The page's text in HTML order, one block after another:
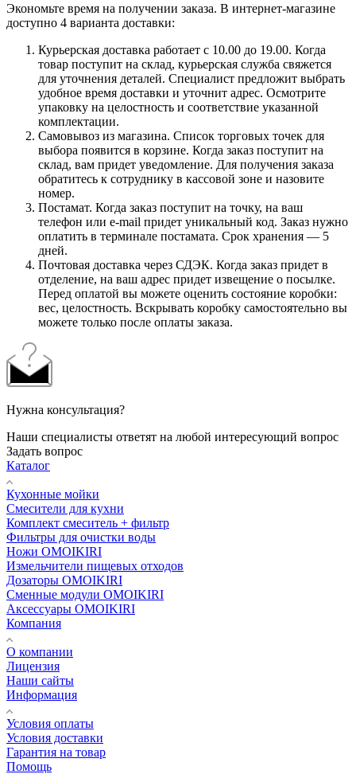
Экономьте время на получении заказа. В интернет-магазине
доступно 4 варианта доставки:
Курьерская доставка работает с 10.00 до 19.00. Когда
товар поступит на склад, курьерская служба свяжется
для уточнения деталей. Специалист предложит выбрать
удобное время доставки и уточнит адрес. Осмотрите
упаковку на целостность и соответствие указанной
комплектации.
Самовывоз из магазина. Список торговых точек для
выбора появится в корзине. Когда заказ поступит на
склад, вам придет уведомление. Для получения заказа
обратитесь к сотруднику в кассовой зоне и назовите
номер.
Постамат. Когда заказ поступит на точку, на ваш
телефон или e-mail придет уникальный код. Заказ нужно
оплатить в терминале постамата. Срок хранения — 5
дней.
Почтовая доставка через СДЭК. Когда заказ придет в
отделение, на ваш адрес придет извещение о посылке.
Перед оплатой вы можете оценить состояние коробки:
вес, целостность. Вскрывать коробку самостоятельно вы
можете только после оплаты заказа.
Нужна консультация?
Наши специалисты ответят на любой интересующий вопрос
Задать вопрос
Каталог
Кухонные мойки
Смесители для кухни
Комплект смеситель + фильтр
Фильтры для очистки воды
Ножи OMOIKIRI
Измельчители пищевых отходов
Дозаторы OMOIKIRI
Cменные модули OMOIKIRI
Аксессуары OMOIKIRI
Компания
О компании
Лицензия
Наши сайты
Информация
Условия оплаты
Условия доставки
Гарантия на товар
Помощь